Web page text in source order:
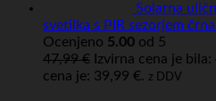
Solarna
svetilka s PIR sezorjem
Ocenjeno 5.00 od 5
47,99€ Izvirna cena je
cena je: 39,99 €. z DDV